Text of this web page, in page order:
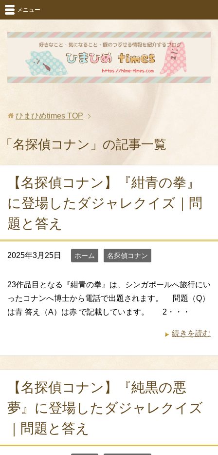
メニュー
ひまひめtimes TOP
「名探偵コナン」の記事一覧
【名探偵コナン】『紺青の拳』
に登場したダジャレクイズ｜問
題と答え
2025年3月25日 ホーム 名探偵コナン
23作品目となる『紺青の拳』は、シンガポールへ旅行にい
ったコナンへ博士から電話で出題されます。 問題（Q）
は青 答え（A）は赤 で記載しています。 2・・・
続きを読む
【名探偵コナン】『純黒の悪
夢』に登場したダジャレクイズ
｜問題と答え